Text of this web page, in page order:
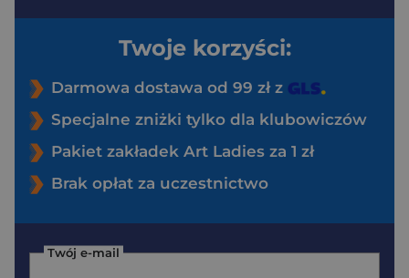
Twoje korzyści:
Darmowa dostawa od 99 zł z
Specjalne zniżki tylko dla klubowiczów
Pakiet zakładek Art Ladies za 1 zł
Brak opłat za uczestnictwo
Twój e-mail